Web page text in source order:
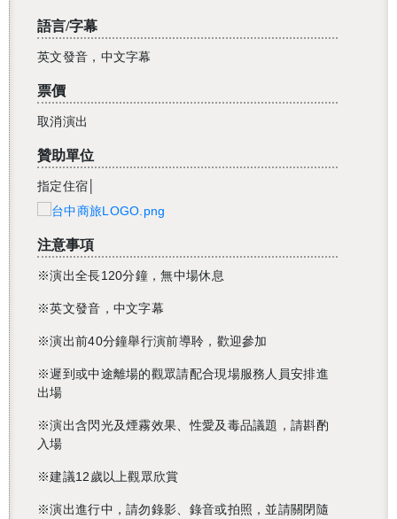
語言/字幕
英文發音，中文字幕
票價
取消演出
贊助單位
指定住宿│
注意事項
※演出全長120分鐘，無中場休息
※英文發音，中文字幕
※演出前40分鐘舉行演前導聆，歡迎參加
※遲到或中途離場的觀眾請配合現場服務人員安排進
出場
※演出含閃光及煙霧效果、性愛及毒品議題，請斟酌
入場
※建議12歲以上觀眾欣賞
※演出進行中，請勿錄影、錄音或拍照，並請關閉隨